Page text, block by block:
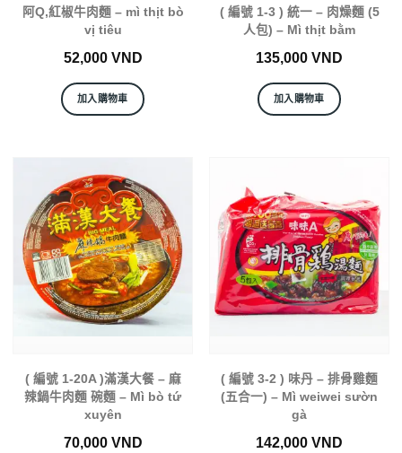
阿Q,紅椒牛肉麵 – mì thịt bò
vị tiêu
52,000 VND
加入購物車
( 編號 1-3 ) 統一 – 肉燥麵 (5
人包) – Mì thịt bằm
135,000 VND
加入購物車
( 編號 1-20A )滿漢大餐 – 麻
辣鍋牛肉麵 碗麵 – Mì bò tứ
xuyên
70,000 VND
( 編號 3-2 ) 味丹 – 排骨雞麵
(五合一) – Mì weiwei sườn
gà
142,000 VND